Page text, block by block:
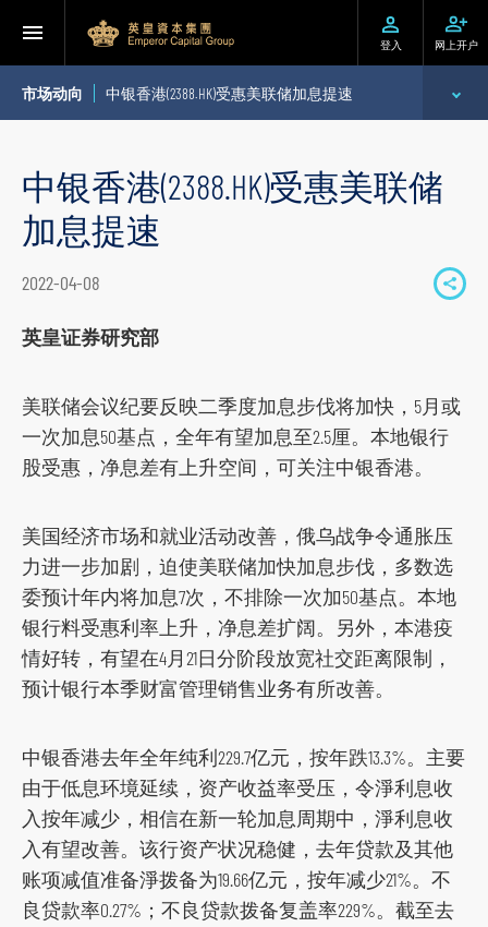
登入 网上开户
市场动向 中银香港(2388.HK)受惠美联储加息提速
个股推介
中银香港(2388.HK)受惠美联储
加息提速
2022-04-08
S
e
o
c
i
a
d
i
a
p
l
a
英皇证券研究部
美联储会议纪要反映二季度加息步伐将加快，5月或
一次加息50基点，全年有望加息至2.5厘。本地银行
股受惠，净息差有上升空间，可关注中银香港。
美国经济市场和就业活动改善，俄乌战争令通胀压
力进一步加剧，迫使美联储加快加息步伐，多数选
委预计年内将加息7次，不排除一次加50基点。本地
银行料受惠利率上升，净息差扩阔。另外，本港疫
情好转，有望在4月21日分阶段放宽社交距离限制，
预计银行本季财富管理销售业务有所改善。
中银香港去年全年纯利229.7亿元，按年跌13.3%。主要
由于低息环境延续，资产收益率受压，令淨利息收
入按年减少，相信在新一轮加息周期中，淨利息收
入有望改善。该行资产状况稳健，去年贷款及其他
账项减值准备淨拨备为19.66亿元，按年减少21%。不
良贷款率0.27%；不良贷款拨备复盖率229%。截至去